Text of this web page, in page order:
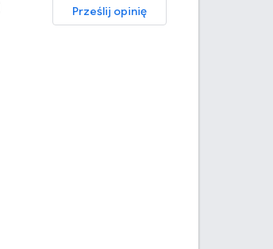
Prześlij opinię